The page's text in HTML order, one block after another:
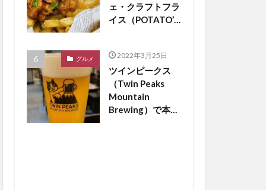
ェ・クラフトフラ
イス（POTATO’S
くば市松代にオー
プン【つくば開
店】
グルメ 2022年3月25日
ツインピークス
（Twin Peaks
Mountain
Brewing）で本場